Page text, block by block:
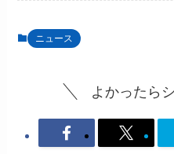
ニュース
よかったら